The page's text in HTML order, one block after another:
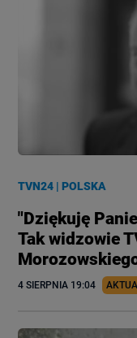
TVN24 |POLSKA
"Dziękuję
Tak widzowie
4 SIERPNIA 19:04